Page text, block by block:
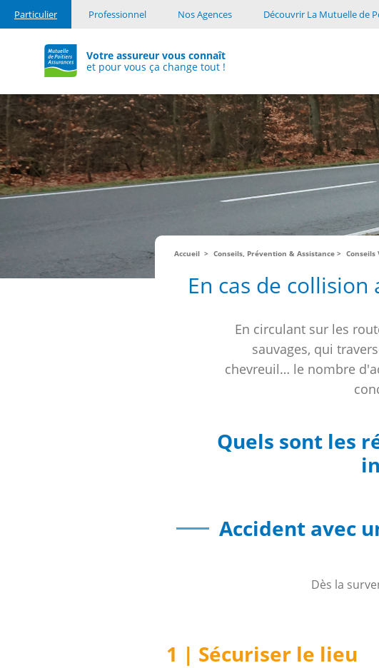
Particulier Professionnel Nos Agences Découvrir La Mutuelle de
Votre assureur vous connaît
et pour vous ça change tout !
Accueil Conseils, Prévention & Assistance Conseils
En cas de collision
En circulant sur les
sauvages, qui
chevreuil… le nombre
Quels sont les
Accident avec
Dès la
1 | Sécuriser le lieu